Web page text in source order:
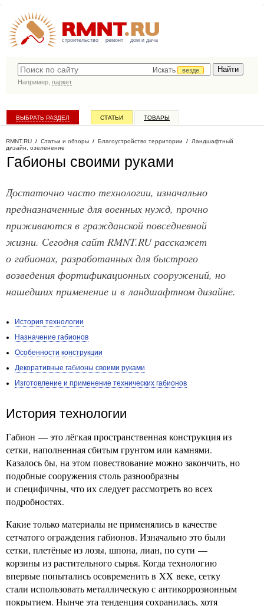
строительство ремонт дом и дача
Искать
везде
Например, паркет
ВЫБРАТЬ РАЗДЕЛ СТАТЬИ ТОВАРЫ
RMNT.RU / Статьи и обзоры / Благоустройство территории / Ландшафтный
дизайн, озеленение
Габионы своими руками
Достаточно часто технологии, изначально
предназначенные для военных нужд, прочно
приживаются в гражданской повседневной
жизни. Сегодня сайт RMNT.RU расскажет
о габионах, разработанных для быстрого
возведения фортификационных сооружений, но
нашедших применение и в ландшафтном дизайне.
История технологии
Назначение габионов
Особенности конструкции
Декоративные габионы своими руками
Изготовление и применение технических габионов
История технологии
Габион — это лёгкая пространственная конструкция из
сетки, наполненная сбитым грунтом или камнями.
Казалось бы, на этом повествование можно закончить, но
подобные сооружения столь разнообразны
и специфичны, что их следует рассмотреть во всех
подробностях.
Какие только материалы не применялись в качестве
сетчатого ограждения габионов. Изначально это были
сетки, плетёные из лозы, шпона, лиан, по сути —
корзины из растительного сырья. Когда технологию
впервые попытались осовременить в XX веке, сетку
стали использовать металлическую с антикоррозионным
покрытием. Нынче эта тенденция сохранилась, хотя